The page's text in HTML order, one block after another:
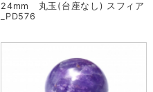
24mm 丸玉(台座なし) スフィア
_PD576